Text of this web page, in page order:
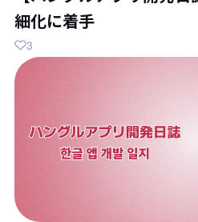
細化に着手
3